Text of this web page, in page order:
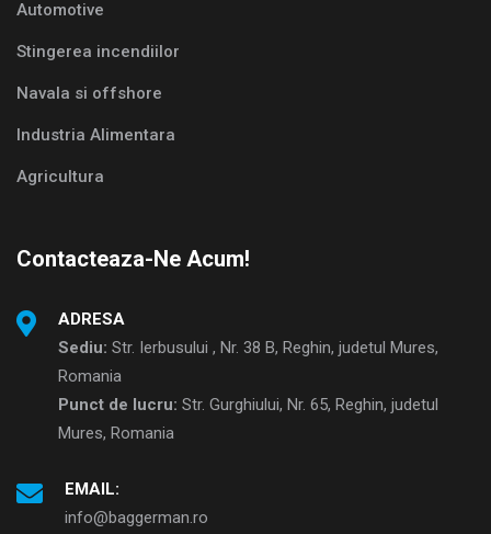
Automotive
Stingerea incendiilor
Navala si offshore
Industria Alimentara
Agricultura
Contacteaza-Ne Acum!
ADRESA
Sediu: Str. Ierbusului , Nr. 38 B, Reghin, judetul Mures,
Romania
Punct de lucru: Str. Gurghiului, Nr. 65, Reghin, judetul
Mures, Romania
EMAIL:
info@baggerman.ro